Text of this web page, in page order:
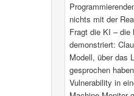
nichts mit der
Fragt die KI – die
demonstriert:
Modell, über das
gesprochen
Vulnerability in